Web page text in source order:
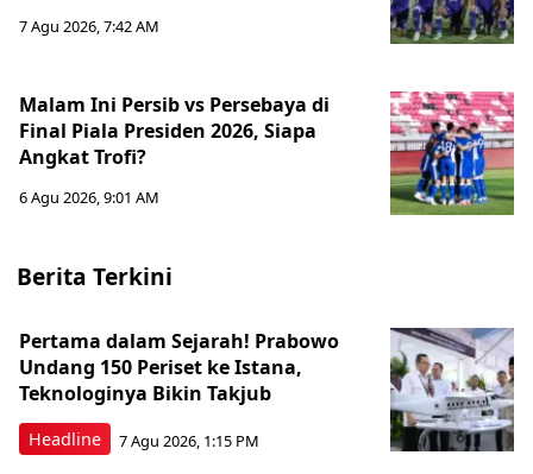
7 Agu 2026, 7:42 AM
Malam Ini Persib vs Persebaya di
Final Piala Presiden 2026, Siapa
Angkat Trofi?
6 Agu 2026, 9:01 AM
Berita Terkini
Headline
Pertama dalam Sejarah! Prabowo
Undang 150 Periset ke Istana,
Teknologinya Bikin Takjub
7 Agu 2026, 1:15 PM